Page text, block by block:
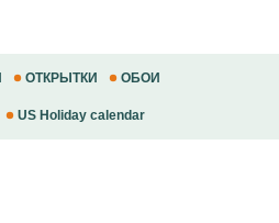
ОТКРЫТКИ ОБОИ
US Holiday calendar